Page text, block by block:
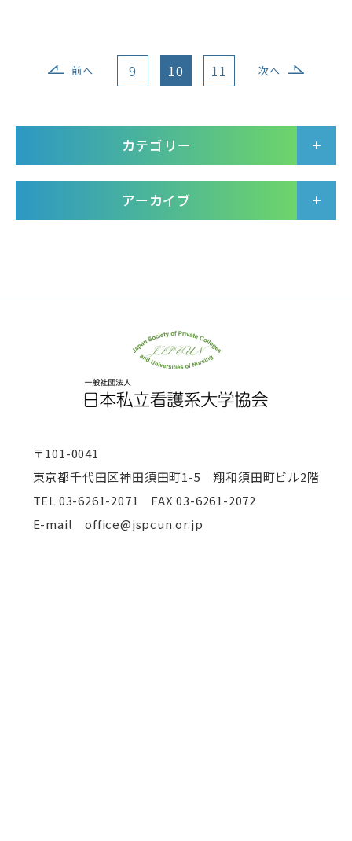
前へ 9 10 11 次へ
カテゴリー
アーカイブ
〒101-0041
東京都千代田区神田須田町1-5 翔和須田町ビル2階
TEL 03-6261-2071 FAX 03-6261-2072
E-mail office@jspcun.or.jp